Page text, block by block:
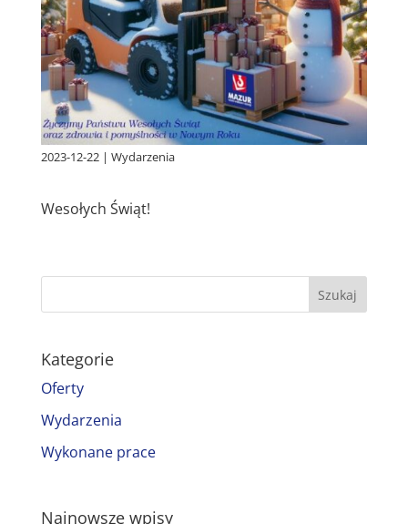
2023-12-22| Wydarzenia
Wesołych Świąt!
Kategorie
Oferty
Wydarzenia
Wykonane prace
Najnowsze wpisy